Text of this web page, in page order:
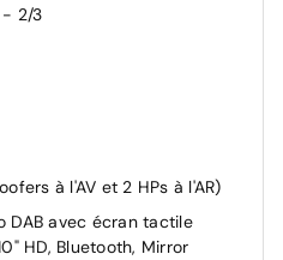
- 2/3
sérigraphié bi-couches
manuel en hauteur
manuel en hauteur
à l'AV et 2 HPs à l'AR)
DAB avec écran tactile
HD, Bluetooth, Mirror